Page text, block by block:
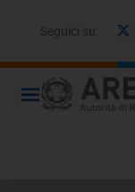
Seguici su: